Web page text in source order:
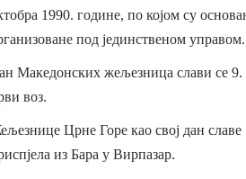
1990. године, по којом су
под јединственом управом.
Македонских жељезница слави се 9.
воз.
Црне Горе као свој дан славе
из Бара у Вирпазар.